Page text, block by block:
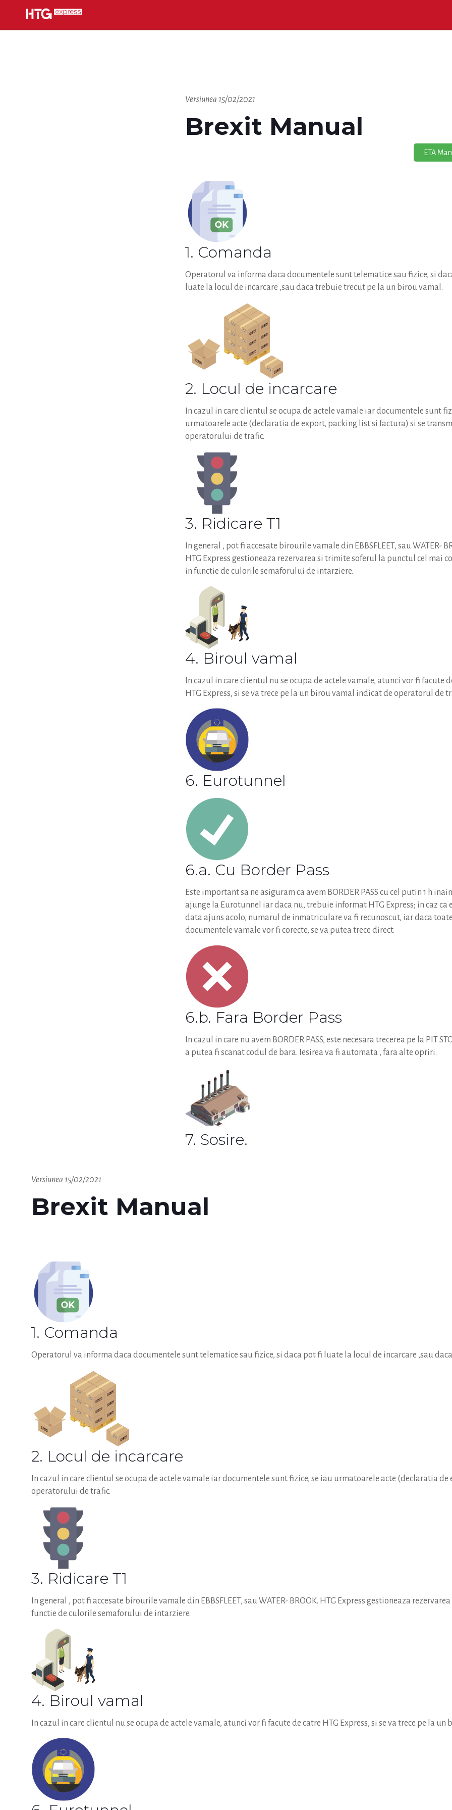
Versiunea 15/02/2021
Brexit Manual
ETA
1. Comanda
Operatorul va informa daca documentele sunt telematice sau fizice, si
luate la locul de incarcare ,sau daca trebuie trecut pe la un birou vamal.
2. Locul de incarcare
In cazul in care clientul se ocupa de actele vamale iar documentele sunt
urmatoarele acte (declaratia de export, packing list si factura) si se
operatorului de trafic.
3. Ridicare T1
In general , pot fi accesate birourile vamale din EBBSFLEET, sau WATER-
HTG Express gestioneaza rezervarea si trimite soferul la punctul cel mai
in functie de culorile semaforului de intarziere.
4. Biroul vamal
In cazul in care clientul nu se ocupa de actele vamale, atunci vor fi facute
HTG Express, si se va trece pe la un birou vamal indicat de operatorul de
6. Eurotunnel
6.a. Cu Border Pass
Este important sa ne asiguram ca avem BORDER PASS cu cel putin 1 h
ajunge la Eurotunnel iar daca nu, trebuie informat HTG Express; in caz ca
data ajuns acolo, numarul de inmatriculare va fi recunoscut, iar daca toate
documentele vamale vor fi corecte, se va putea trece direct.
6.b. Fara Border Pass
In cazul in care nu avem BORDER PASS, este necesara trecerea pe la PIT
a putea fi scanat codul de bara. Iesirea va fi automata , fara alte opriri.
7. Sosire.
Versiunea 15/02/2021
Brexit Manual
1. Comanda
Operatorul va informa daca documentele sunt telematice sau fizice, si daca pot fi luate la locul de incarcare ,sau
2. Locul de incarcare
In cazul in care clientul se ocupa de actele vamale iar documentele sunt fizice, se iau urmatoarele acte (declaratia
operatorului de trafic.
3. Ridicare T1
In general , pot fi accesate birourile vamale din EBBSFLEET, sau WATER- BROOK. HTG Express gestioneaza
functie de culorile semaforului de intarziere.
4. Biroul vamal
In cazul in care clientul nu se ocupa de actele vamale, atunci vor fi facute de catre HTG Express, si se va trece pe la